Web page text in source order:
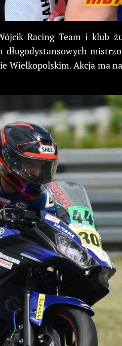
Racing Team i klub
Wielkopolskim. Akcja